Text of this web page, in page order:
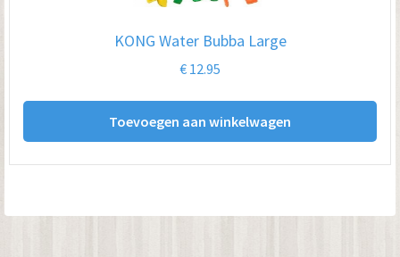
KONG Water Bubba Large
€ 12.95
Toevoegen aan winkelwagen